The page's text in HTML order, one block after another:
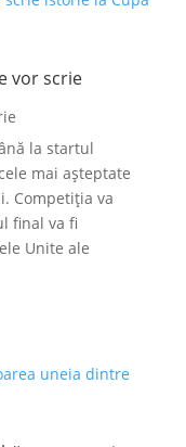
vor scrie
la startul
mai așteptate
Competiția va
final va fi
Unite ale